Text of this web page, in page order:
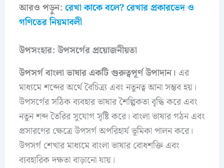
আরও পড়ুন: রেখা কাকে বলে? রেখার প্রকারভেদ ও
গণিতের নিয়মাবলী
উপসংহার: উপসর্গের প্রয়োজনীয়তা
উপসর্গ বাংলা ভাষার একটি গুরুত্বপূর্ণ উপাদান। এর
মাধ্যমে শব্দের অর্থে বৈচিত্র্য এবং নতুনত্ব আনা সম্ভব হয়।
উপসর্গের সঠিক ব্যবহার ভাষার শৈল্পিকতা বৃদ্ধি করে এবং
নতুন শব্দ তৈরির সুযোগ সৃষ্টি করে। বাংলা ভাষার গঠন এবং
প্রসারণের ক্ষেত্রে উপসর্গ অপরিহার্য ভূমিকা পালন করে।
উপসর্গ শেখার মাধ্যমে বাংলা ভাষার বোধশক্তি এবং
ব্যবহারিক দক্ষতা বাড়ানো যায়।